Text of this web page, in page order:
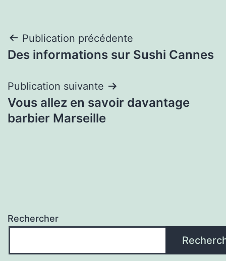
Navigation
de
l’article
Publication précédente
Des informations sur Sushi Cannes
Publication suivante
Vous allez en savoir davantage
barbier Marseille
Rechercher